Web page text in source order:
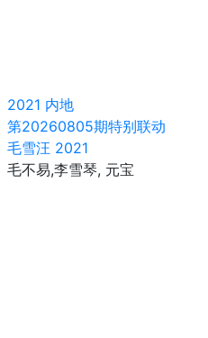
2021 内地
第20260805期特别联动
毛雪汪 2021
毛不易,李雪琴, 元宝